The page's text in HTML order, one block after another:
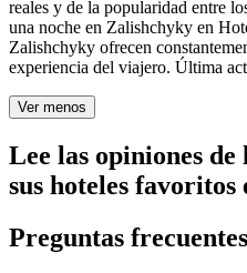
reales y de la popularidad entre
una noche en Zalishchyky en
Zalishchyky ofrecen
experiencia del viajero. Última
Ver menos
Lee las opiniones de
sus hoteles
Preguntas frecuentes